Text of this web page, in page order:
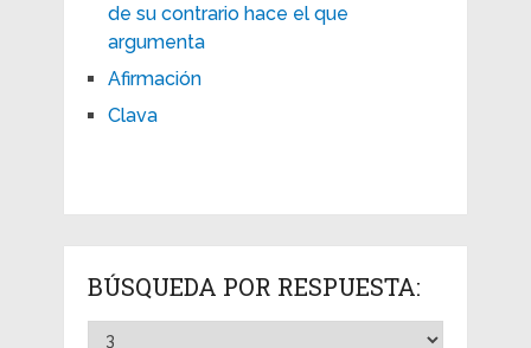
de su contrario hace el que
argumenta
Afirmación
Clava
BÚSQUEDA POR RESPUESTA: